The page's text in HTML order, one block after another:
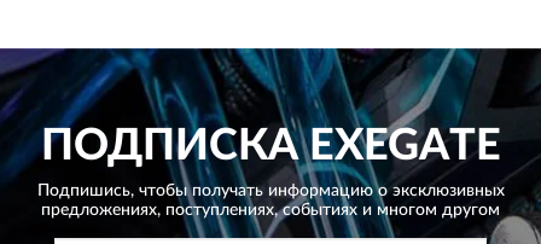
ПОДПИСКАEXEGATE
Подпишись, чтобы получать информацию о эксклюзивных
предложениях, поступлениях, событиях и многом другом